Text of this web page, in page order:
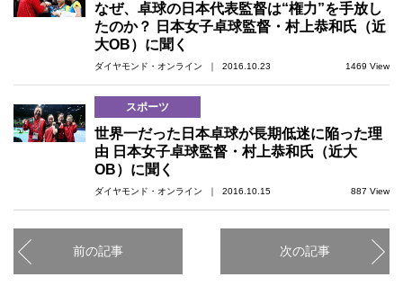
なぜ、卓球の日本代表監督は“権力”を手放し
たのか？ 日本女子卓球監督・村上恭和氏（近
大OB）に聞く
ダイヤモンド・オンライン ｜ 2016.10.23 1469 View
スポーツ
世界一だった日本卓球が長期低迷に陥った理
由 日本女子卓球監督・村上恭和氏（近大
OB）に聞く
ダイヤモンド・オンライン ｜ 2016.10.15 887 View
前の記事 次の記事